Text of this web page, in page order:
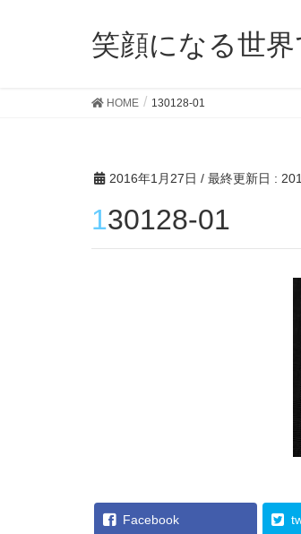
笑顔になる世
HOME 130128-01
2016年1月27日 / 最終更新日 :
130128-01
Facebook